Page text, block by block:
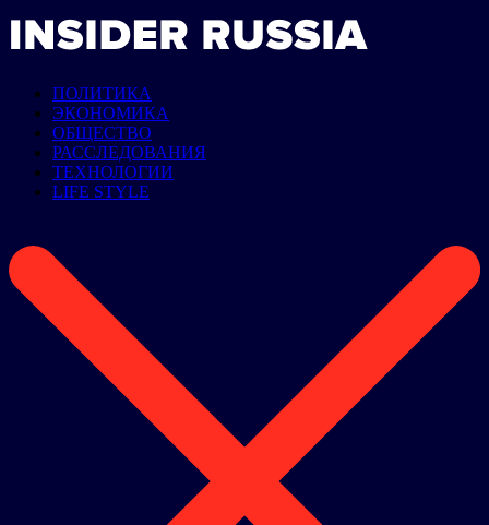
ПОЛИТИКА
ЭКОНОМИКА
ОБЩЕСТВО
РАССЛЕДОВАНИЯ
ТЕХНОЛОГИИ
LIFE STYLE